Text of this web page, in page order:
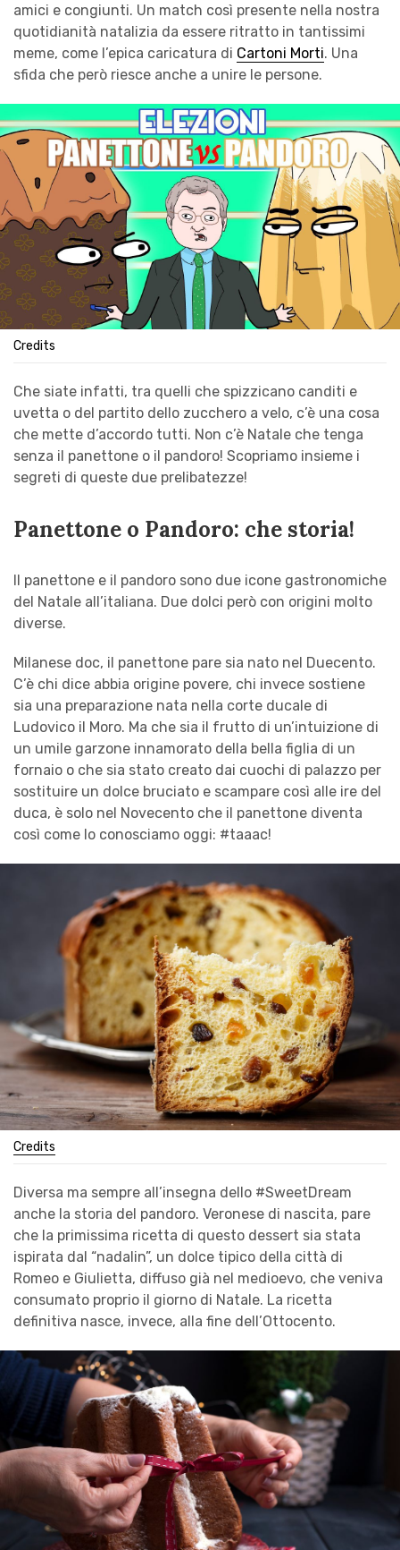
amici e congiunti. Un match così presente nella nostra
quotidianità natalizia da essere ritratto in tantissimi
meme, come l’epica caricatura di Cartoni Morti. Una
sfida che però riesce anche a unire le persone.
Credits
Che siate infatti, tra quelli che spizzicano canditi e
uvetta o del partito dello zucchero a velo, c’è una cosa
che mette d’accordo tutti. Non c’è Natale che tenga
senza il panettone o il pandoro! Scopriamo insieme i
segreti di queste due prelibatezze!
Panettone o Pandoro: che storia!
Il panettone e il pandoro sono due icone gastronomiche
del Natale all’italiana. Due dolci però con origini molto
diverse.
Milanese doc, il panettone pare sia nato nel Duecento.
C’è chi dice abbia origine povere, chi invece sostiene
sia una preparazione nata nella corte ducale di
Ludovico il Moro. Ma che sia il frutto di un’intuizione di
un umile garzone innamorato della bella figlia di un
fornaio o che sia stato creato dai cuochi di palazzo per
sostituire un dolce bruciato e scampare così alle ire del
duca, è solo nel Novecento che il panettone diventa
così come lo conosciamo oggi: #taaac!
Credits
Diversa ma sempre all’insegna dello #SweetDream
anche la storia del pandoro. Veronese di nascita, pare
che la primissima ricetta di questo dessert sia stata
ispirata dal “nadalin”, un dolce tipico della città di
Romeo e Giulietta, diffuso già nel medioevo, che veniva
consumato proprio il giorno di Natale. La ricetta
definitiva nasce, invece, alla fine dell’Ottocento.